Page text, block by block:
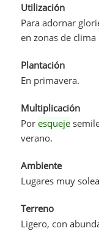
Utilización
Para adornar
en zonas de
Plantación
En primavera.
Multiplicación
Poresqueje
verano.
Ambiente
Lugares muy
Terreno
Ligero, con